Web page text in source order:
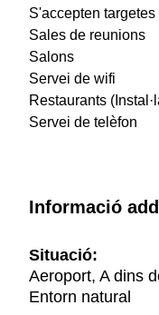
S'accepten targetes
Sales de reunions
Salons
Servei de wifi
Restaurants
Servei de telèfon
Informació
Situació:
Aeroport, A dins
Entorn natural